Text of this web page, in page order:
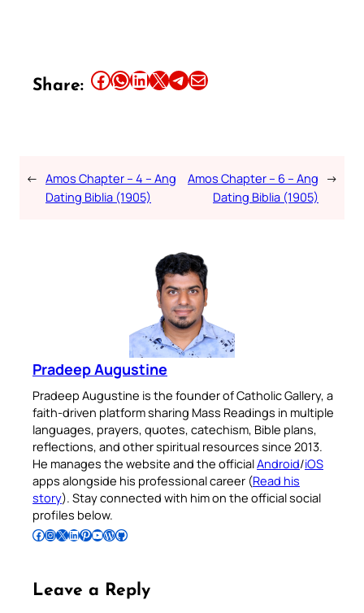
Share: Share this article on Facebook Share this article on WhatsApp Share this article on LinkedIn Share this article on X Share this article on TelegramEmail this Article
← Amos Chapter – 4 – Ang
Dating Biblia (1905)
Amos Chapter – 6 – Ang
Dating Biblia (1905)
→
Pradeep Augustine
Pradeep Augustine is the founder of Catholic Gallery, a
faith-driven platform sharing Mass Readings in multiple
languages, prayers, quotes, catechism, Bible plans,
reflections, and other spiritual resources since 2013.
He manages the website and the officialAndroid/iOS
apps alongside his professional career (Read his
story). Stay connected with him on the official social
profiles below.
Follow Pradeep on Facebook Follow Pradeep on InstagramFollow Pradeep on X Follow Pradeep on LinkedIn Follow Pradeep on Pinterest Subscribe to Pradeep’s Youtube Channel Follow Pradeep on WordPress Follow Pradeep on GitHub
Leave a Reply